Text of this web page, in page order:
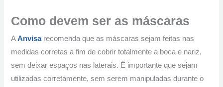
Como devem ser as máscaras
AAnvisarecomenda que as máscaras sejam feitas nas
medidas corretas a fim de cobrir totalmente a boca e nariz,
sem deixar espaços nas laterais. É importante que sejam
utilizadas corretamente, sem serem manipuladas durante o